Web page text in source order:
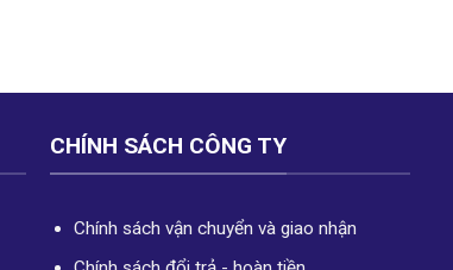
CHÍNH SÁCH CÔNG TY
Chính sách vận chuyển và giao nhận